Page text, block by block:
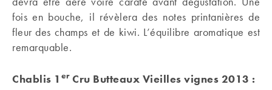
fois en bouche, il révèlera des notes printanières de
fleur des champs et de kiwi. L’équilibre aromatique est
remarquable.
Chablis 1 erCru Butteaux Vieilles vignes 2013 :